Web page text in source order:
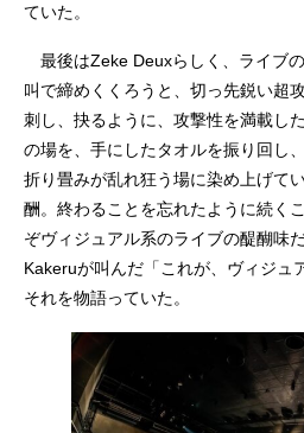
ていた。
最後はZeke Deuxらしく、ライブ
叫で締めくくろうと、切っ先鋭い超
刺し、抉るように、攻撃性を満載し
の場を、手にしたタオルを振り回し
折り畳みが乱れ狂う場に染め上げて
酬。終わることを忘れたように続く
ぞヴィジュアル系のライブの醍醐味
Kakeruが叫んだ「これが、ヴィジュ
それを物語っていた。